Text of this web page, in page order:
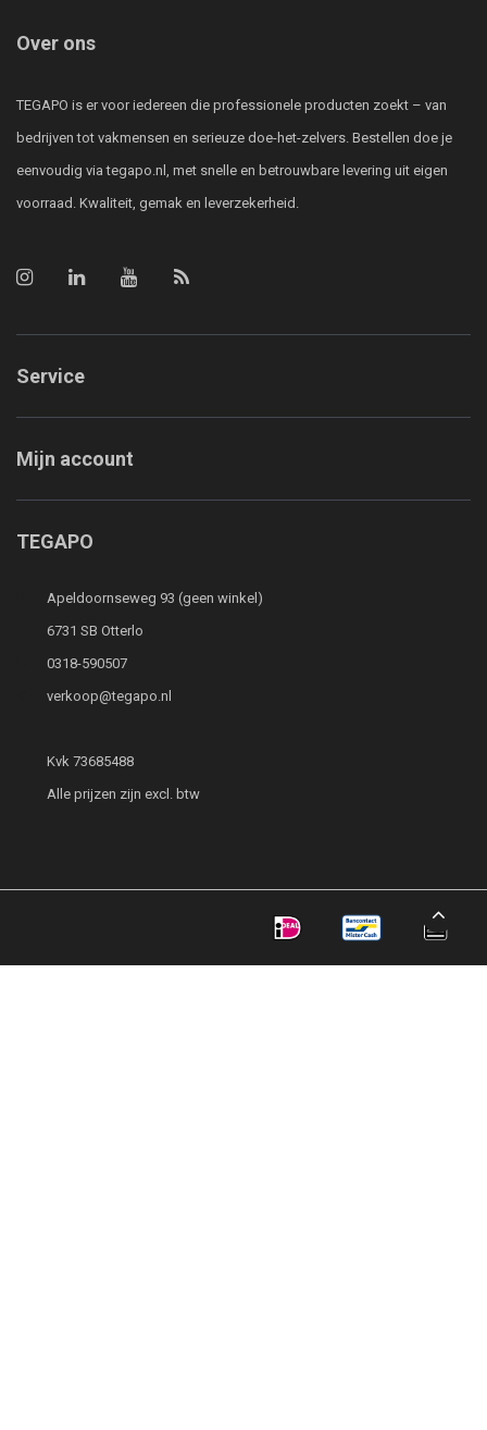
Over ons
TEGAPO is er voor iedereen die professionele producten zoekt – van
bedrijven tot vakmensen en serieuze doe-het-zelvers. Bestellen doe je
eenvoudig via tegapo.nl, met snelle en betrouwbare levering uit eigen
voorraad. Kwaliteit, gemak en leverzekerheid.
Service
Mijn account
TEGAPO
Apeldoornseweg 93 (geen winkel)
6731 SB Otterlo
0318-590507
verkoop@tegapo.nl
Kvk 73685488
Alle prijzen zijn excl. btw